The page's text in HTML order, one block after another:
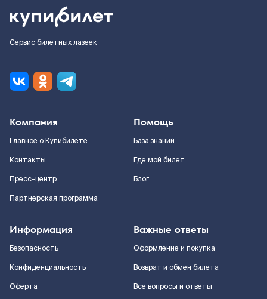
Сервис билетных лазеек
Компания
Главное о Купибилете
Контакты
Пресс-центр
Партнерская программа
Помощь
База знаний
Где мой билет
Блог
Информация
Безопасность
Конфиденциальность
Оферта
Важные ответы
Оформление и покупка
Возврат и обмен билета
Все вопросы и ответы